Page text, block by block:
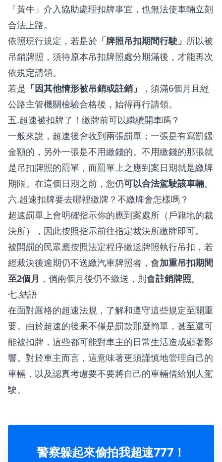
「黃牛」介入協助處理扣牌事宜，也無法使車輛立刻
合法上路。
依照現行規定，若是於 「牌照吊扣期間行駛」 所以被
吊銷牌照，須待原本吊扣牌照處分期滿後，才能再次
依規定請領。
若是 「因其他情形被吊銷或註銷」
，須滿6個月且經
公路主管機關檢驗合格後，始得再行請領。
五.超速被扣牌了！繳牌前可以繼續開車嗎？
一般來說，超速後會收到兩張罰單；一張是有寫罰鍰
金額的，另外一張是不用繳錢的。不用繳錢的那張就
是吊扣牌照的罰單，而罰單上之應到案日期就是繳牌
期限。在這個日期之前，您仍可以合法駕駛該車輛。
六.超速扣牌要去哪裡繳牌？不繳牌會怎樣嗎？
超速罰單上會明確指示你的應到案處所（戶籍地的裁
決所），因此按照指示前往指定裁決所繳牌即可。
被開罰的民眾應按照法定程序繳送牌照執行吊扣，若
經裁決後逾期仍不送繳汽車牌照者，會加重吊扣期間
至2個月 ，倘兩個月後仍不繳送，則會註銷牌照。
七.結語
在面對嚴格的超速法規，了解和遵守這些規定至關重
要。由於超速的後果不僅是罰款那麼簡單，甚至還可
能被扣牌，這些都可能對車主的日常生活造成顯著影
響。對於車主而言，這意味著更須謹慎地管理自己的
車輛，以及認真考慮要不要將自己的車輛借給別人駕
駛。
警察躲起來偷拍我超速777！